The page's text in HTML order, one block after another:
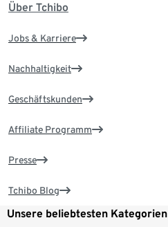
Über Tchibo
Jobs & Karriere
Nachhaltigkeit
Geschäftskunden
Affiliate Programm
Presse
Tchibo Blog
Unsere beliebtesten Kategorien